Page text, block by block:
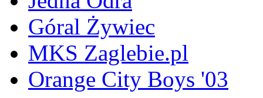
Góral Żywiec
MKS Zaglebie.pl
Orange City Boys '03